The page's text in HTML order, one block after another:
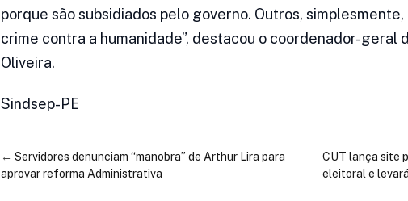
porque são subsidiados pelo governo. Outros, simplesmente,
crime contra a humanidade”, destacou o coordenador-geral
Oliveira.
Sindsep-PE
← Servidores denunciam “manobra” de Arthur Lira para
aprovar reforma Administrativa
CUT lança site
eleitoral e